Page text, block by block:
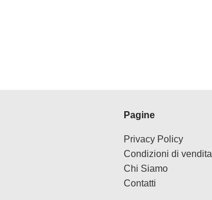
Pagine
Privacy Policy
Condizioni di vendita
Chi Siamo
Contatti